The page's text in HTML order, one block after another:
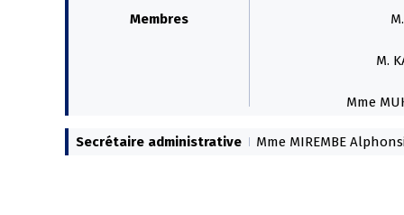
Membres
M.
Mme
Secrétaire administrative Mme MIREMBE